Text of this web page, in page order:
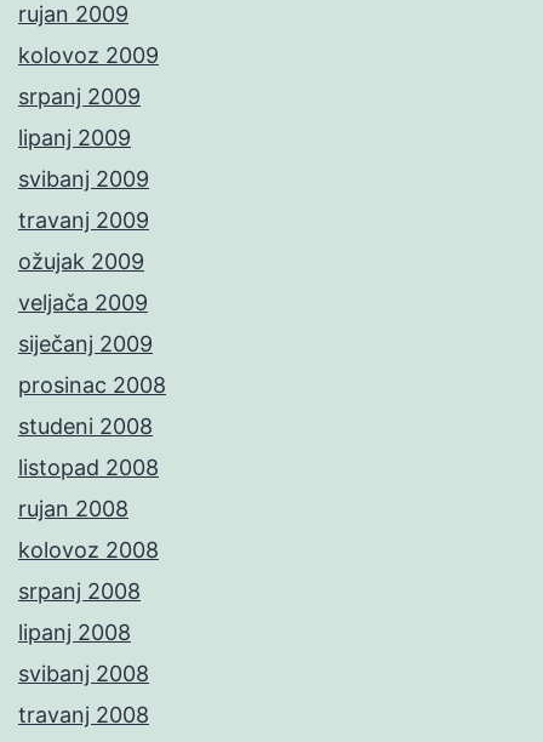
rujan 2009
kolovoz 2009
srpanj 2009
lipanj 2009
svibanj 2009
travanj 2009
ožujak 2009
veljača 2009
siječanj 2009
prosinac 2008
studeni 2008
listopad 2008
rujan 2008
kolovoz 2008
srpanj 2008
lipanj 2008
svibanj 2008
travanj 2008